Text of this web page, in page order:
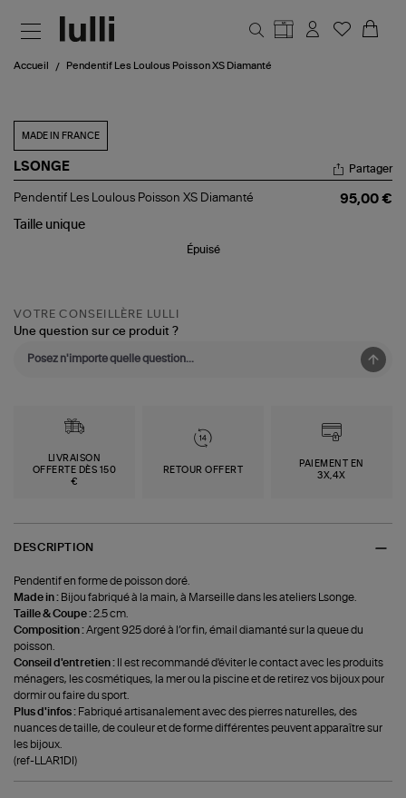
Accueil Pendentif Les Loulous Poisson XS Diamanté
MADE IN FRANCE
LSONGE
Pendentif
Loulous
Partager
Pendentif Les Loulous Poisson XS Diamanté
95,00 €
Taille unique
Épuisé
VOTRE CONSEILLÈRE LULLI
Une question sur ce produit ?
LIVRAISON
OFFERTE DÈS 150
€
RETOUR OFFERT
PAIEMENT EN
3X,4X
DESCRIPTION
Pendentif en forme de poisson doré.
Made in : Bijou fabriqué à la main, à Marseille dans les ateliers Lsonge.
Taille & Coupe :2.5 cm.
Composition :Argent 925 doré à l’or fin, émail diamanté sur la queue du
poisson.
Conseil d'entretien :
Il est recommandé d'éviter le contact avec les produits
ménagers, les cosmétiques, la mer ou la piscine et de retirez vos bijoux pour
dormir ou faire du sport.
Plus d'infos : Fabriqué artisanalement avec des pierres naturelles, des
nuances de taille, de couleur et de forme différentes peuvent apparaître sur
les bijoux.
(ref-LLAR1DI)